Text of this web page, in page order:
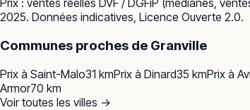
Prix : ventes réelles DVF / DGFiP (médianes,
2025. Données indicatives, Licence Ouverte 2.0.
Communes proches de Granville
Prix à Saint-Malo31 kmPrix à Dinard35 kmPrix à
Armor70 km
Voir toutes les villes →